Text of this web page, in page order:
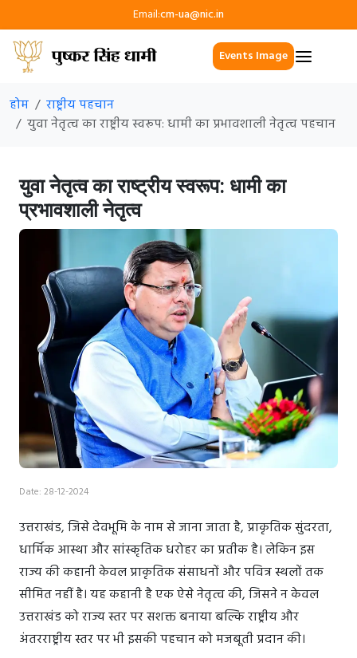
Email:cm-ua@nic.in
Events Image
होम
राष्ट्रीय पहचान
युवा नेतृत्व का राष्ट्रीय स्वरूप: धामी का प्रभावशाली नेतृत्व पहचान
युवा नेतृत्व का राष्ट्रीय स्वरूप: धामी का
प्रभावशाली नेतृत्व
Date: 28-12-2024
उत्तराखंड, जिसे देवभूमि के नाम से जाना जाता है, प्राकृतिक सुंदरता,
धार्मिक आस्था और सांस्कृतिक धरोहर का प्रतीक है। लेकिन इस
राज्य की कहानी केवल प्राकृतिक संसाधनों और पवित्र स्थलों तक
सीमित नहीं है। यह कहानी है एक ऐसे नेतृत्व की, जिसने न केवल
उत्तराखंड को राज्य स्तर पर सशक्त बनाया बल्कि राष्ट्रीय और
अंतरराष्ट्रीय स्तर पर भी इसकी पहचान को मजबूती प्रदान की।